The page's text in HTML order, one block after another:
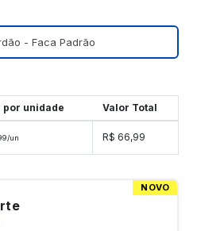
- Faca Padrão
por unidade Valor Total
un R$ 66,99
NOVO